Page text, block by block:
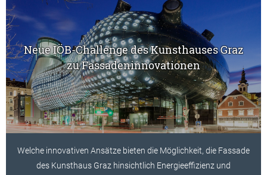
Neue IÖB-Challenge des Kunsthauses Graz
zu Fassadeninnovationen
Welche innovativen Ansätze bieten die Möglichkeit, die Fassade
des Kunsthaus Graz hinsichtlich Energieeffizienz und